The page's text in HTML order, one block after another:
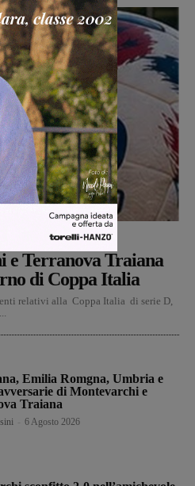
e Terranova Traiana
di Coppa Italia
relativi alla Coppa Italia di serie D,
Emilia Romgna, Umbria e
di Montevarchi e
Traiana
6 Agosto 2026